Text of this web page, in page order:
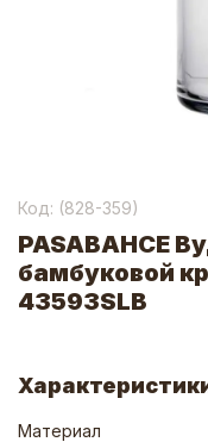
Код: (828-359)
PASABAHCE
бамбуковой
43593SLB
Материал